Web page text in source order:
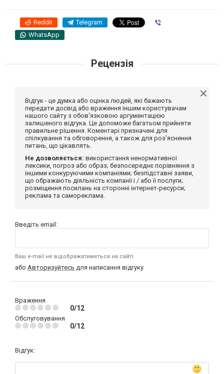
Reddit Telegram
WhatsApp
Рецензія
Відгук - це думка або оцінка людей, які бажають
передати досвід або враження іншим користувачам
нашого сайту з обов'язковою аргументацією
залишеного відгука. Це допоможе багатьом прийняти
правильне рішення. Коментарі призначені для
спілкування та обговорення, а також для роз'яснення
питань, що цікавлять.
Не дозволяється: використання ненормативної
лексики, погроз або образ; безпосереднє порівняння з
іншими конкуруючими компаніями; безпідставні заяви,
що ображають діяльність компанії і / або її послуги;
розміщення посилань на сторонні інтернет-ресурси;
реклама та самореклама.
Введіть email:
Ваш e-mail не відображатиметься на сайті
або Авторизуйтесь для написання відгуку
Враження
0/12
Обслуговування
0/12
Відгук: